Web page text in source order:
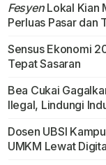
FesyenLokal Kian
Perluas Pasar dan
Sensus Ekonomi
Tepat Sasaran
Bea Cukai
Ilegal, Lindungi
Dosen UBSI
UMKM Lewat